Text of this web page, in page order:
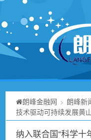
朗峰金融网 > 朗峰新
技术驱动可持续发展黄
纳入联合国“科学十